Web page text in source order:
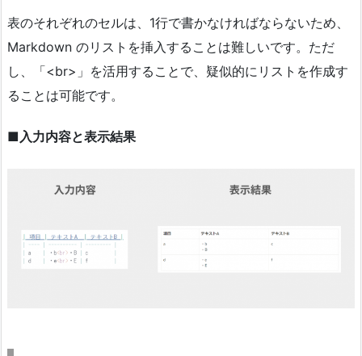
表のそれぞれのセルは、1行で書かなければならないため、
Markdown のリストを挿入することは難しいです。ただ
し、「<br>」を活用することで、疑似的にリストを作成す
ることは可能です。
■入力内容と表示結果